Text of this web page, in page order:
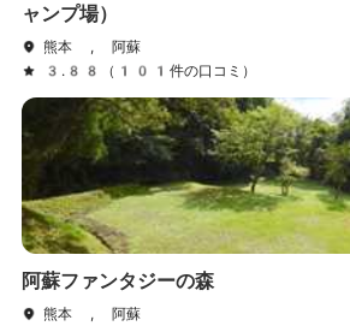
ャンプ場）
熊本 , 阿蘇
3.88（101件の口コミ）
阿蘇ファンタジーの森
熊本 , 阿蘇